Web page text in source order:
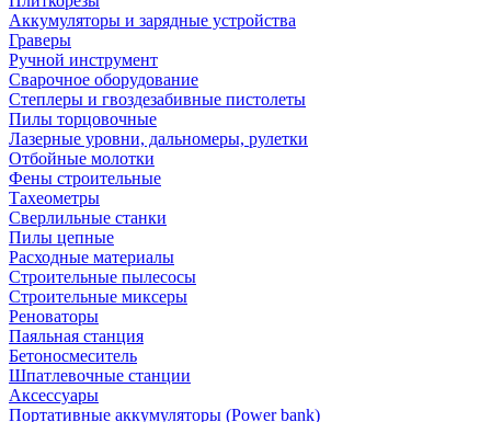
Аккумуляторы и зарядные устройства
Граверы
Ручной инструмент
Сварочное оборудование
Степлеры и гвоздезабивные пистолеты
Пилы торцовочные
Лазерные уровни, дальномеры, рулетки
Отбойные молотки
Фены строительные
Тахеометры
Сверлильные станки
Пилы цепные
Расходные материалы
Строительные пылесосы
Строительные миксеры
Реноваторы
Паяльная станция
Бетоносмеситель
Шпатлевочные станции
Аксессуары
Портативные аккумуляторы (Power bank)